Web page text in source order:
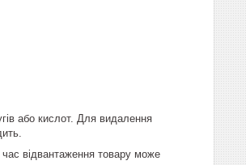
або кислот. Для видалення
відвантаження товару може